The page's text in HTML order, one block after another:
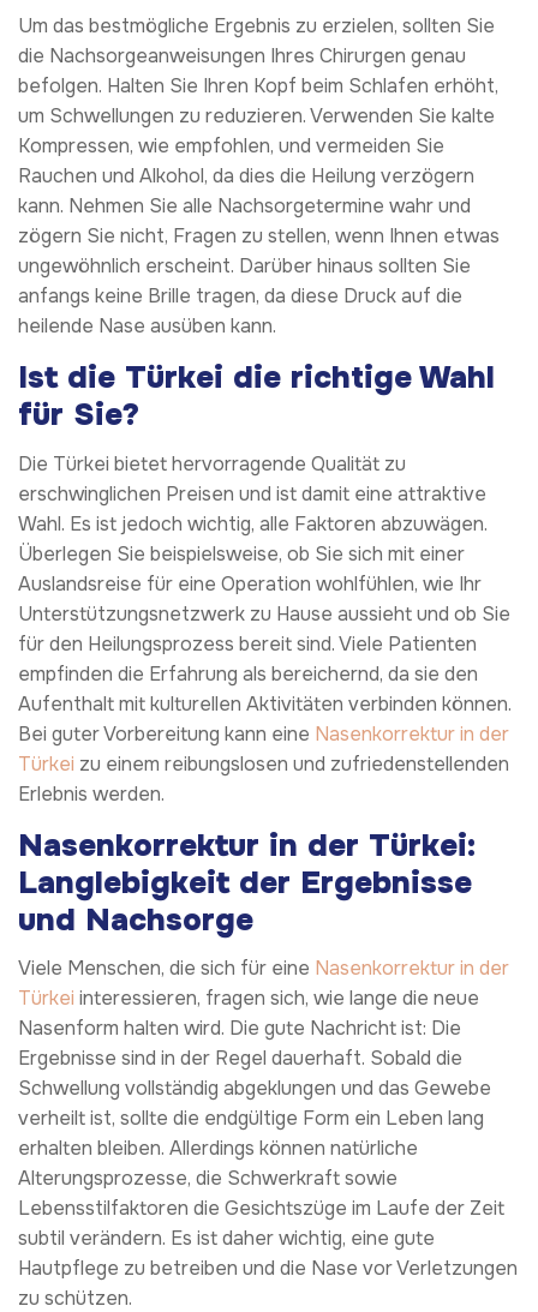
Um das bestmögliche Ergebnis zu erzielen, sollten Sie
die Nachsorgeanweisungen Ihres Chirurgen genau
befolgen. Halten Sie Ihren Kopf beim Schlafen erhöht,
um Schwellungen zu reduzieren. Verwenden Sie kalte
Kompressen, wie empfohlen, und vermeiden Sie
Rauchen und Alkohol, da dies die Heilung verzögern
kann. Nehmen Sie alle Nachsorgetermine wahr und
zögern Sie nicht, Fragen zu stellen, wenn Ihnen etwas
ungewöhnlich erscheint. Darüber hinaus sollten Sie
anfangs keine Brille tragen, da diese Druck auf die
heilende Nase ausüben kann.
Ist die Türkei die richtige Wahl
für Sie?
Die Türkei bietet hervorragende Qualität zu
erschwinglichen Preisen und ist damit eine attraktive
Wahl. Es ist jedoch wichtig, alle Faktoren abzuwägen.
Überlegen Sie beispielsweise, ob Sie sich mit einer
Auslandsreise für eine Operation wohlfühlen, wie Ihr
Unterstützungsnetzwerk zu Hause aussieht und ob Sie
für den Heilungsprozess bereit sind. Viele Patienten
empfinden die Erfahrung als bereichernd, da sie den
Aufenthalt mit kulturellen Aktivitäten verbinden können.
Bei guter Vorbereitung kann eine Nasenkorrektur in der
Türkei zu einem reibungslosen und zufriedenstellenden
Erlebnis werden.
Nasenkorrektur in der Türkei:
Langlebigkeit der Ergebnisse
und Nachsorge
Viele Menschen, die sich für eine Nasenkorrektur in der
Türkei interessieren, fragen sich, wie lange die neue
Nasenform halten wird. Die gute Nachricht ist: Die
Ergebnisse sind in der Regel dauerhaft. Sobald die
Schwellung vollständig abgeklungen und das Gewebe
verheilt ist, sollte die endgültige Form ein Leben lang
erhalten bleiben. Allerdings können natürliche
Alterungsprozesse, die Schwerkraft sowie
Lebensstilfaktoren die Gesichtszüge im Laufe der Zeit
subtil verändern. Es ist daher wichtig, eine gute
Hautpflege zu betreiben und die Nase vor Verletzungen
zu schützen.